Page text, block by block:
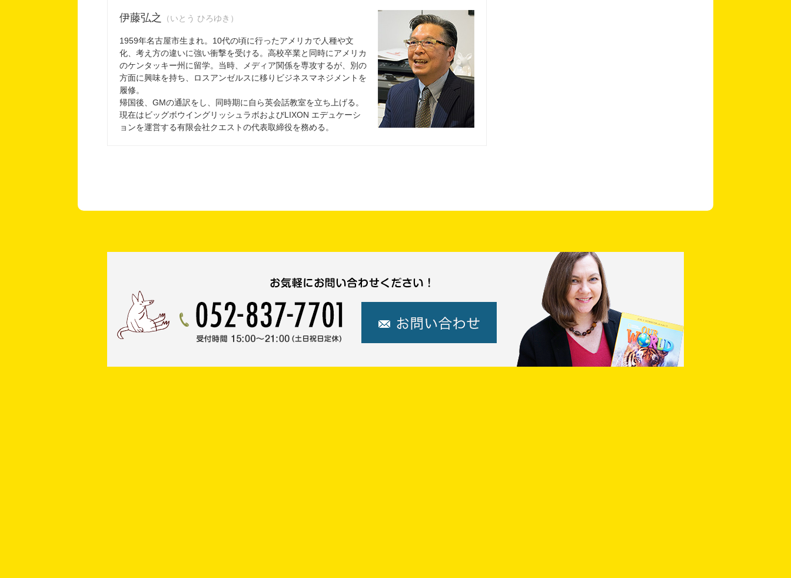
伊藤弘之 （いとう ひろゆき）
1959年名古屋市生まれ。10代の頃に行ったアメリカで人種や文
化、考え方の違いに強い衝撃を受ける。高校卒業と同時にアメリカ
のケンタッキー州に留学。当時、メディア関係を専攻するが、別の
方面に興味を持ち、ロスアンゼルスに移りビジネスマネジメントを
履修。
帰国後、GMの通訳をし、同時期に自ら英会話教室を立ち上げる。
現在はビッグボウイングリッシュラボおよびLIXON エデュケーシ
ョンを運営する有限会社クエストの代表取締役を務める。